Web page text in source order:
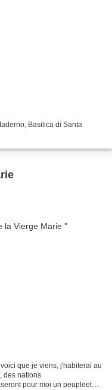
Basilica di Santa
que je viens, j'habiterai au
des nations
pour moi un peupleet